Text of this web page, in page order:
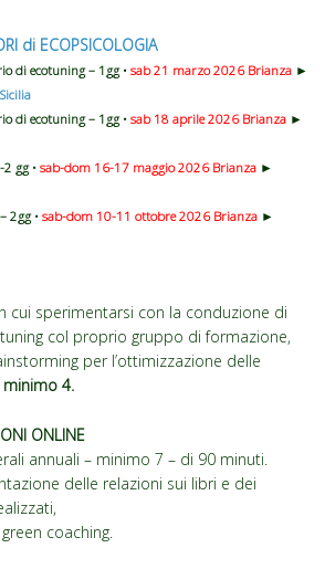
di ECOPSICOLOGIA
di ecotuning – 1gg • sab 21 marzo 2026 Brianza ►
Sicilia
di ecotuning – 1gg • sab 18 aprile 2026 Brianza ►
gg • sab-dom 16-17 maggio 2026 Brianza ►
2gg • sab-dom 10-11 ottobre 2026 Brianza ►
cui sperimentarsi con la conduzione di
col proprio gruppo di formazione,
per l’ottimizzazione delle
minimo 4.
ONLINE
annuali – minimo 7 – di 90 minuti.
delle relazioni sui libri e dei
coaching.